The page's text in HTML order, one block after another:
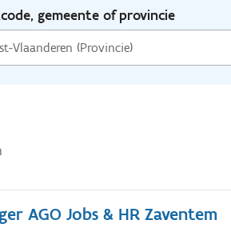
gemeente of provincie
AGO Jobs & HR Zaventem